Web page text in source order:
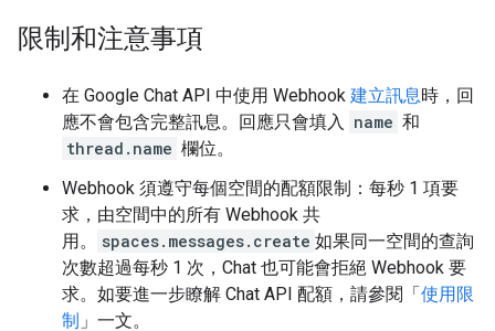
限制和注意事項
在 Google Chat API 中使用 Webhook 建立訊息時，回
應不會包含完整訊息。回應只會填入 name 和
thread.name 欄位。
Webhook 須遵守每個空間的配額限制：每秒 1 項要
求，由空間中的所有 Webhook 共
用。
spaces.messages.create 如果同一空間的查詢
次數超過每秒 1 次，Chat 也可能會拒絕 Webhook 要
求。如要進一步瞭解 Chat API 配額，請參閱「 使用限
制 」一文。